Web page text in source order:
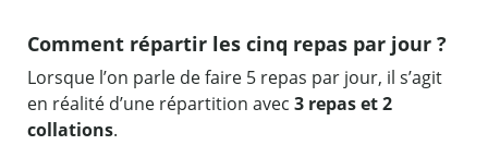
Comment répartir les cinq repas par jour ?
Lorsque l’on parle de faire 5 repas par jour, il s’agit
en réalité d’une répartition avec 3 repas et 2
collations.